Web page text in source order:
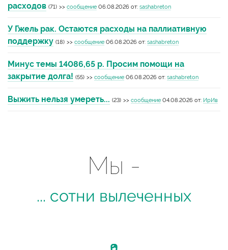
расходов (71) >> сообщение 06.08.2026 от: sashabreton
У Гжель рак. Остаются расходы на паллиативную
поддержку (18) >> сообщение 06.08.2026 от: sashabreton
Минус темы 14086,65 р. Просим помощи на
закрытие долга! (55) >> сообщение 06.08.2026 от: sashabreton
Выжить нельзя умереть... (23) >> сообщение 04.08.2026 от: ИрИв
Мы -
... сотни вылеченных